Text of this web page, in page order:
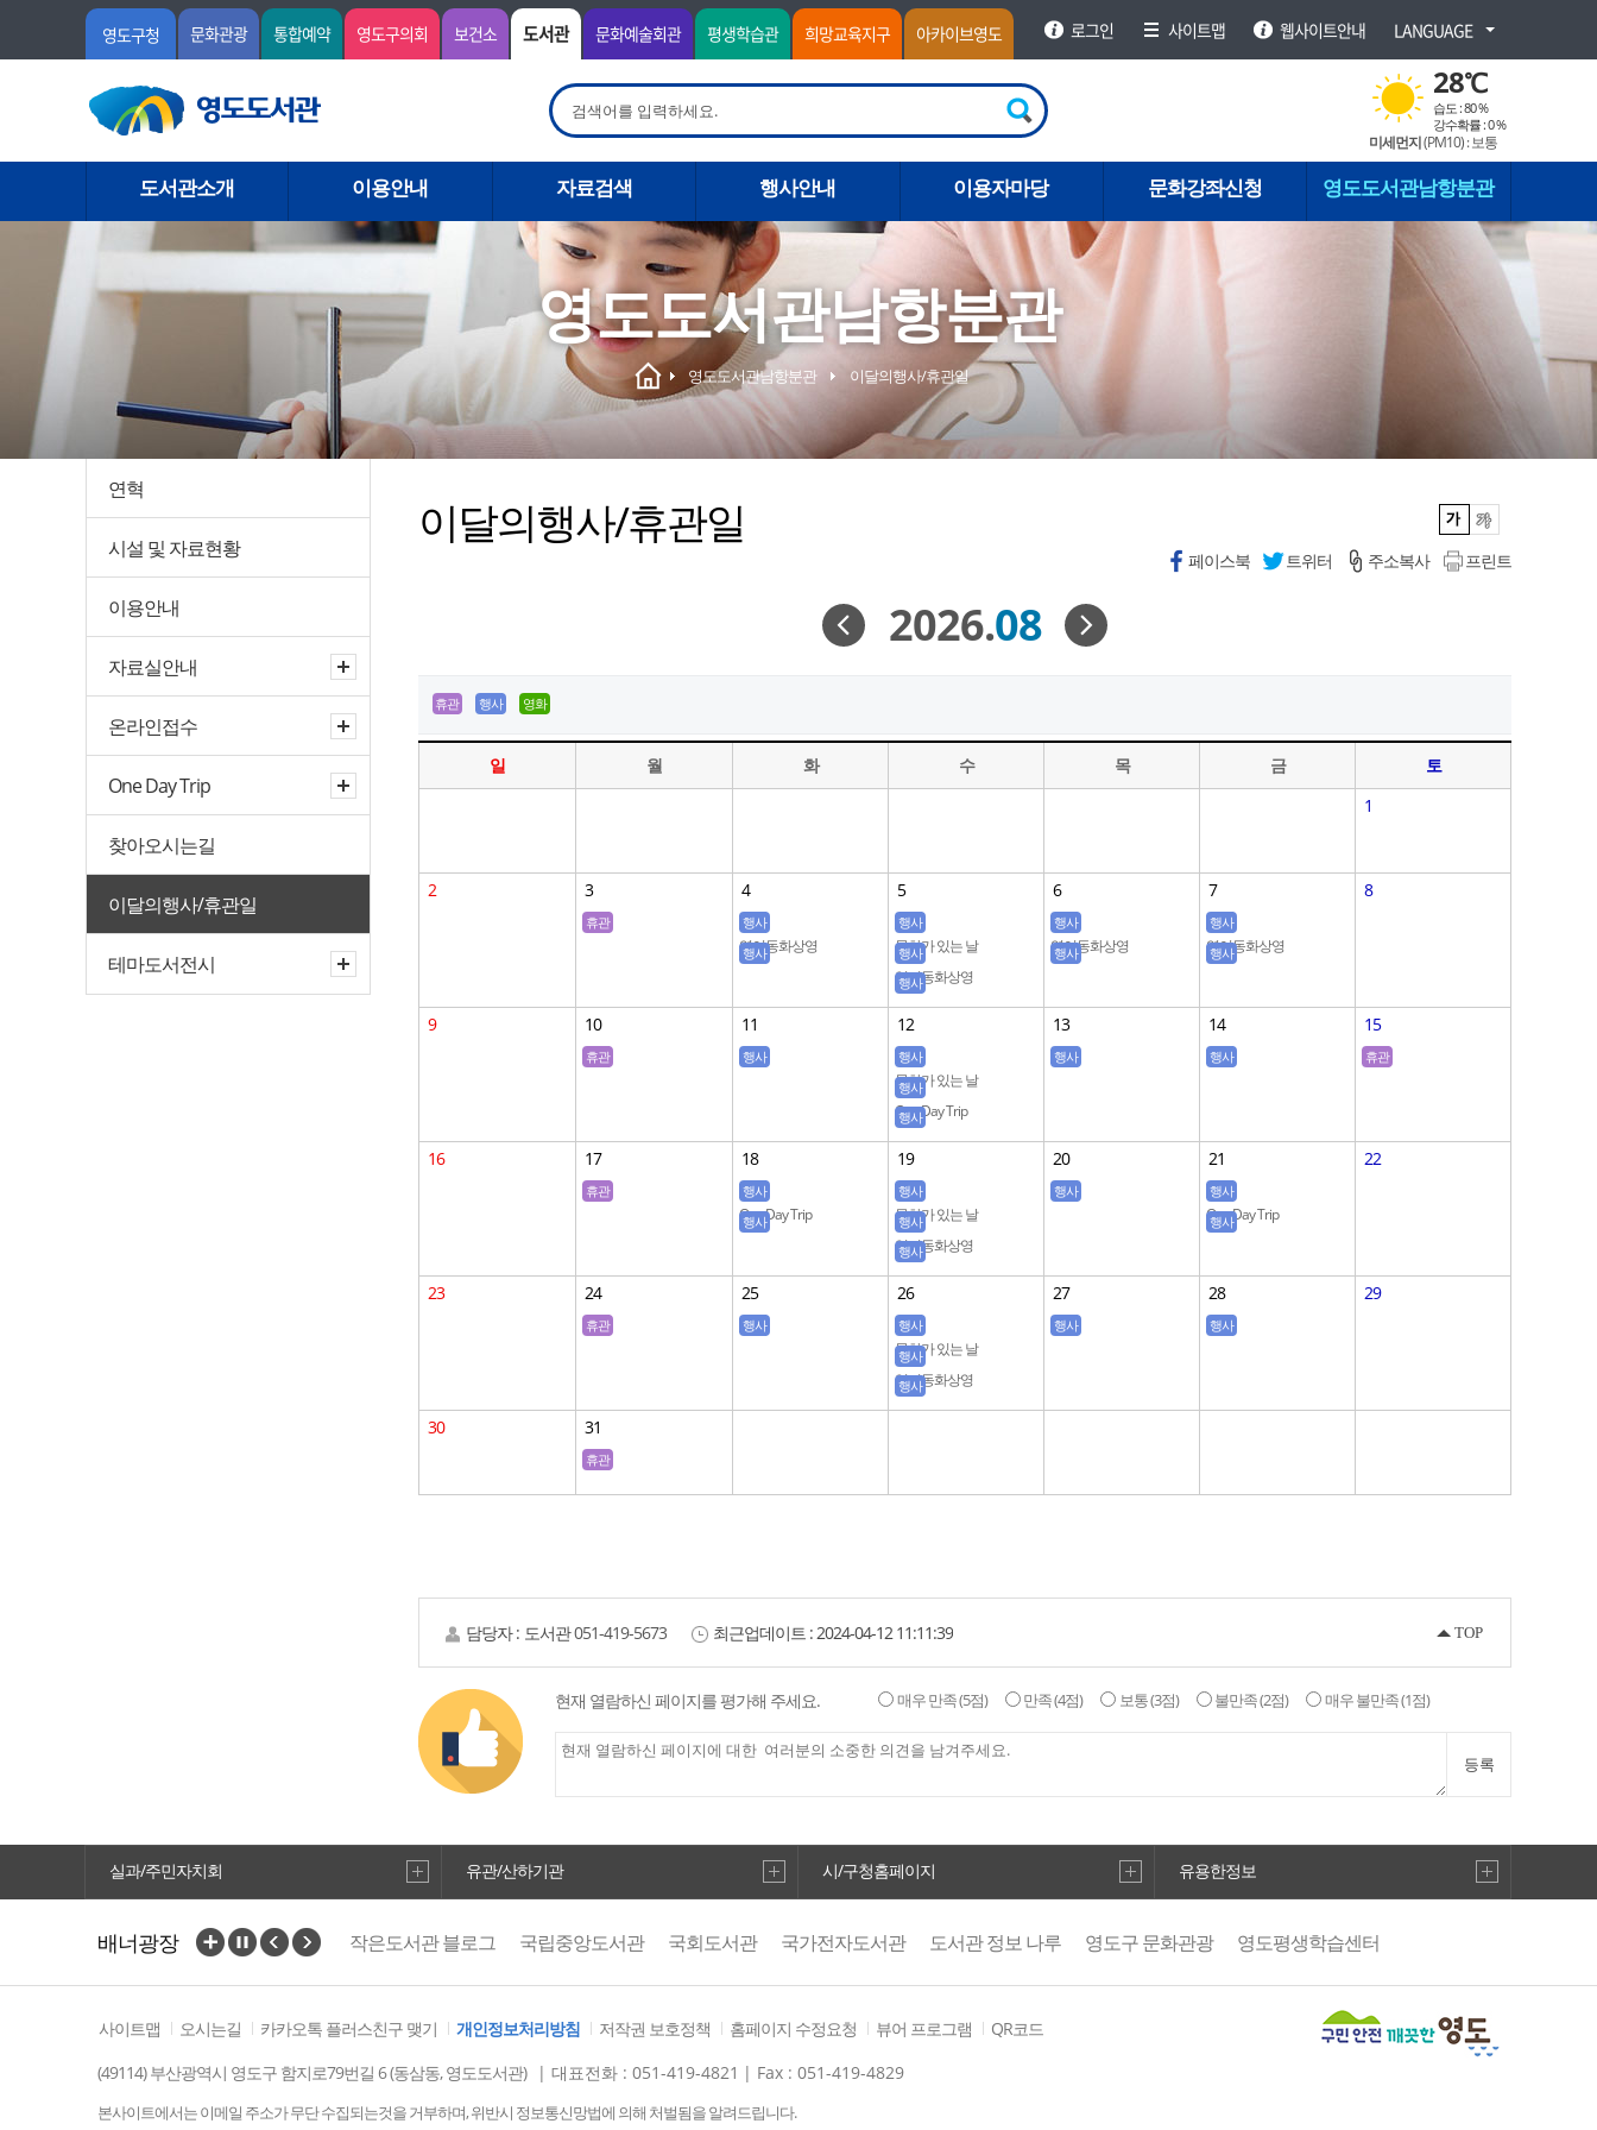
영도구청 문화관광 통합예약 영도구의회 보건소 도서관 문화예술회관 평생학습관 희망교육지구 아카이브영도 로그인 사이트맵 웹사이트안내 LANGUAGE
28℃
습도 :80 %
강수확률 :0 %
미세먼지(PM10) :보통
도서관소개 이용안내 자료검색 행사안내 이용자마당 문화강좌신청 영도도서관남항분관
영도도서관남항분관
연혁
시설 및 자료현황
이용안내
자료실안내
온라인접수
One Day Trip
찾아오시는길
이달의행사/휴관일
테마도서전시
영도도서관남항분관 이달의행사/휴관일
이달의행사/휴관일
페이스북 트위터 주소복사 프린트
2026.08
휴관 행사 영화
일 월 화 수 목 금
토
1
2 3
휴관
4
행사
영어동화상영
행사
5
행사
문화가 있는 날
행사
영어동화상영
행사
English Mentor
6
행사
영어동화상영
행사
7
행사
영어동화상영
행사
8
9 10
휴관
11
행사
12
행사
문화가 있는 날
행사
One Day Trip
행사
영어동화상영
13
행사
14
행사
15
휴관
16 17
휴관
18
행사
One Day Trip
행사
19
행사
문화가 있는 날
행사
영어동화상영
행사
영가비 독서회
20
행사
21
행사
One Day Trip
행사
22
23 24
휴관
25
행사
26
행사
문화가 있는 날
행사
영어동화상영
행사
Book Club
27
행사
28
행사
29
30 31
휴관
TOP
담당자 : 도서관051-419-5673 최근업데이트 : 2024-04-12 11:11:39
현재 열람하신 페이지를 평가해 주세요. 매우 만족(5점) 만족(4점) 보통(3점) 불만족(2점) 매우 불만족(1점)
등록
실과/주민자치회 유관/산하기관 시/구청홈페이지 유용한정보
배너광장 작은도서관 블로그 국립중앙도서관 국회도서관 국가전자도서관 도서관 정보 나루 영도구 문화관광
영도평생학습센터
사이트맵 오시는길 카카오톡 플러스친구 맺기 개인정보처리방침 저작권 보호정책 홈페이지 수정요청 뷰어 프로그램
QR코드
(49114) 부산광역시 영도구 함지로79번길 6 (동삼동, 영도도서관) | 대표전화 : 051-419-4821 | Fax : 051-419-4829
본사이트에서는 이메일 주소가 무단 수집되는것을 거부하며, 위반시 정보통신망법에 의해 처벌됨을 알려드립니다.